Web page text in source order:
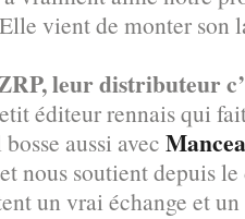
vient de monter son
leur distributeur
éditeur rennais qui
aussi avec
et nous soutient depuis
un vrai échange et